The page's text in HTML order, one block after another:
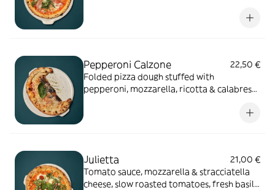
Pepperoni Calzone
22,50 €
Folded pizza dough stuffed with
pepperoni, mozzarella, ricotta & calabrese
Julietta
21,00 €
Tomato sauce, mozzarella & stracciatella
cheese, slow roasted tomatoes, fresh basil,